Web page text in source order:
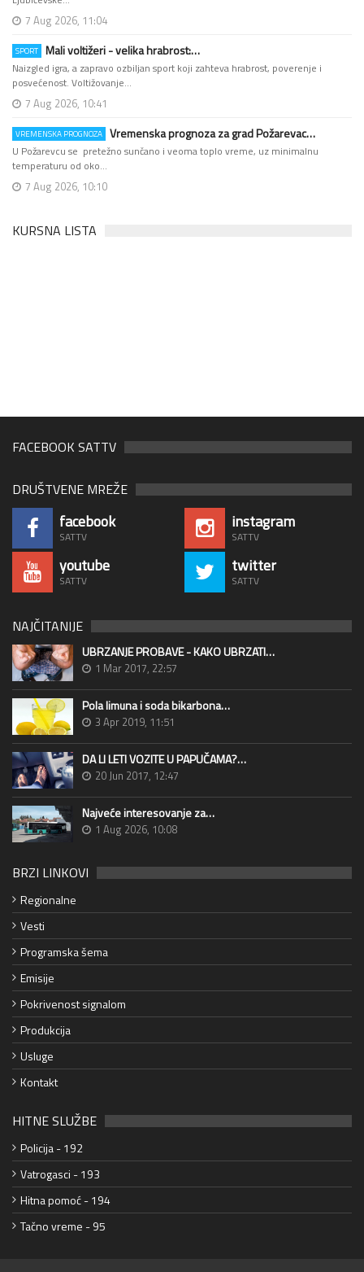
7 Aug 2026, 11:04
SPORT Mali voltižeri - velika hrabrost:…
Naizgled igra, a zapravo ozbiljan sport koji zahteva hrabrost, poverenje i
posvećenost. Voltižovanje…
7 Aug 2026, 10:41
VREMENSKA PROGNOZA Vremenska prognoza za grad Požarevac…
U Požarevcu se pretežno sunčano i veoma toplo vreme, uz minimalnu
temperaturu od oko…
7 Aug 2026, 10:10
KURSNA LISTA
FACEBOOK SATTV
DRUŠTVENE MREŽE
facebook
SATTV
instagram
SATTV
youtube
SATTV
twitter
SATTV
NAJČITANIJE
UBRZANJE PROBAVE - KAKO UBRZATI…
1 Mar 2017, 22:57
Pola limuna i soda bikarbona…
3 Apr 2019, 11:51
DA LI LETI VOZITE U PAPUČAMA?…
20 Jun 2017, 12:47
Najveće interesovanje za…
1 Aug 2026, 10:08
BRZI LINKOVI
Regionalne
Vesti
Programska šema
Emisije
Pokrivenost signalom
Produkcija
Usluge
Kontakt
HITNE SLUŽBE
Policija - 192
Vatrogasci - 193
Hitna pomoć - 194
Tačno vreme - 95